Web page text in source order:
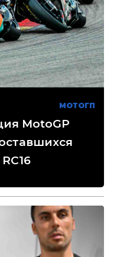
МОТОГП
MotoGP